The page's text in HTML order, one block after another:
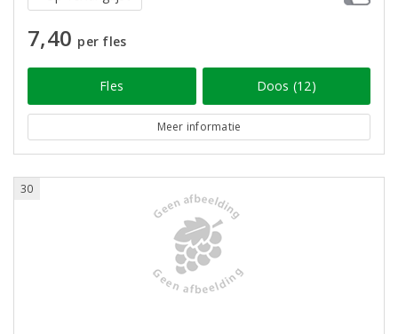
7,40 per fles
Fles Doos (12)
Meer informatie
30